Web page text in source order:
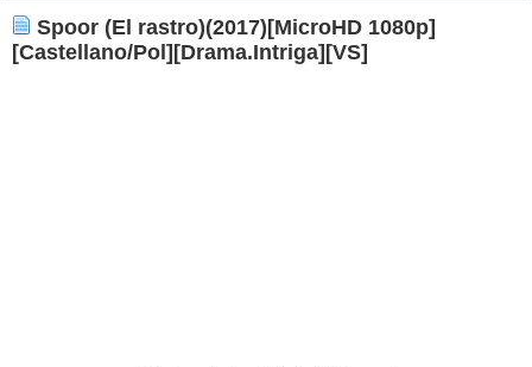
Spoor (El rastro)(2017)[MicroHD 1080p]
[Castellano/Pol][Drama.Intriga][VS]